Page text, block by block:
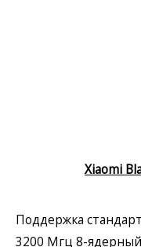
Xiaomi
Поддержка
3200 Мгц 8-